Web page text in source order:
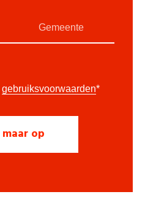
gebruiksvoorwaarden*